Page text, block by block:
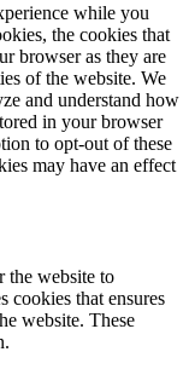
while you
the cookies that
browser as they are
of the website. We
and understand how
in your browser
to opt-out of these
may have an effect
the website to
cookies that ensures
website. These